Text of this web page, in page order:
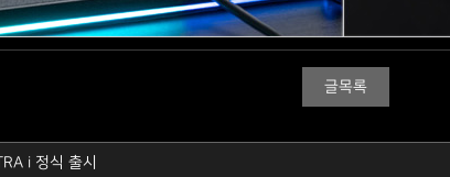
글목록
i 정식 출시